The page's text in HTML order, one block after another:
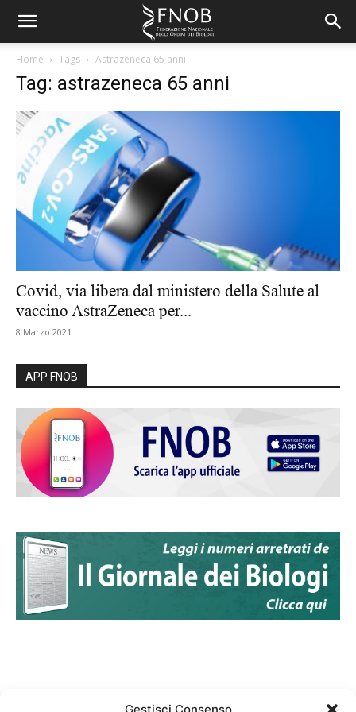
Home Tags Astrazeneca 65 anni
Tag: astrazeneca 65 anni
Covid, via libera dal ministero della Salute al
vaccino AstraZeneca per...
8 Marzo 2021
APP FNOB